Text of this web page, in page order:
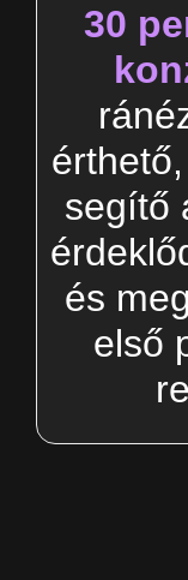
30
segítő
és
első